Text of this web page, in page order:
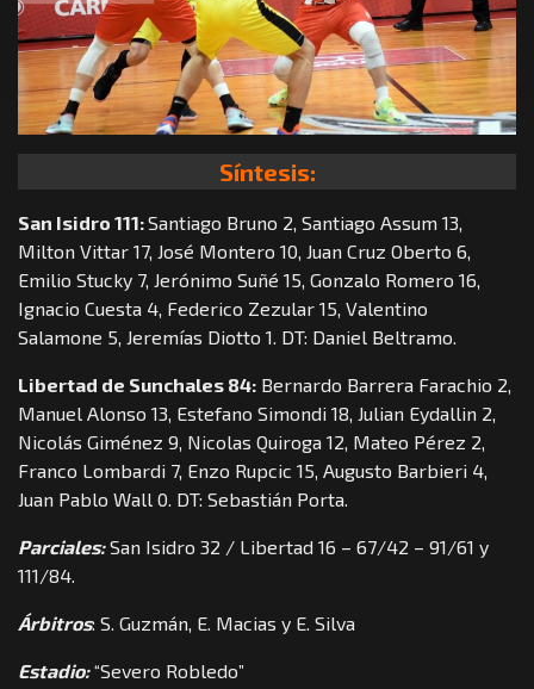
Síntesis:
San Isidro 111:Santiago Bruno 2, Santiago Assum 13,
Milton Vittar 17, José Montero 10, Juan Cruz Oberto 6,
Emilio Stucky 7, Jerónimo Suñé 15, Gonzalo Romero 16,
Ignacio Cuesta 4, Federico Zezular 15, Valentino
Salamone 5, Jeremías Diotto 1. DT: Daniel Beltramo.
Libertad de Sunchales 84: Bernardo Barrera Farachio 2,
Manuel Alonso 13, Estefano Simondi 18, Julian Eydallin 2,
Nicolás Giménez 9, Nicolas Quiroga 12, Mateo Pérez 2,
Franco Lombardi 7, Enzo Rupcic 15, Augusto Barbieri 4,
Juan Pablo Wall 0. DT: Sebastián Porta.
Parciales:San Isidro 32 / Libertad 16 – 67/42 – 91/61 y
111/84.
Árbitros: S. Guzmán, E. Macias y E. Silva
Estadio:“Severo Robledo”